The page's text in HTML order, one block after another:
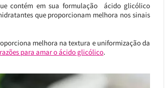
contém em sua formulação ácido glicólico
que proporcionam melhora nos sinais
melhora na textura e uniformização da
para amar o ácido glicólico.